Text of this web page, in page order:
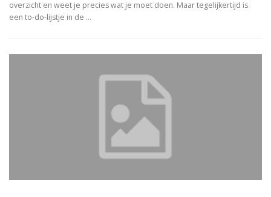
overzicht en weet je precies wat je moet doen. Maar tegelijkertijd is
een to-do-lijstje in de …